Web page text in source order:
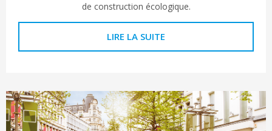
de construction écologique.
LIRE LA SUITE